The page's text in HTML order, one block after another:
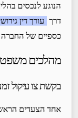
הנוגע לנכסים
דרך
עורך דין גירושין
כספיים של
מהלכים
בקשת צו עיקול
אחד הצעדים